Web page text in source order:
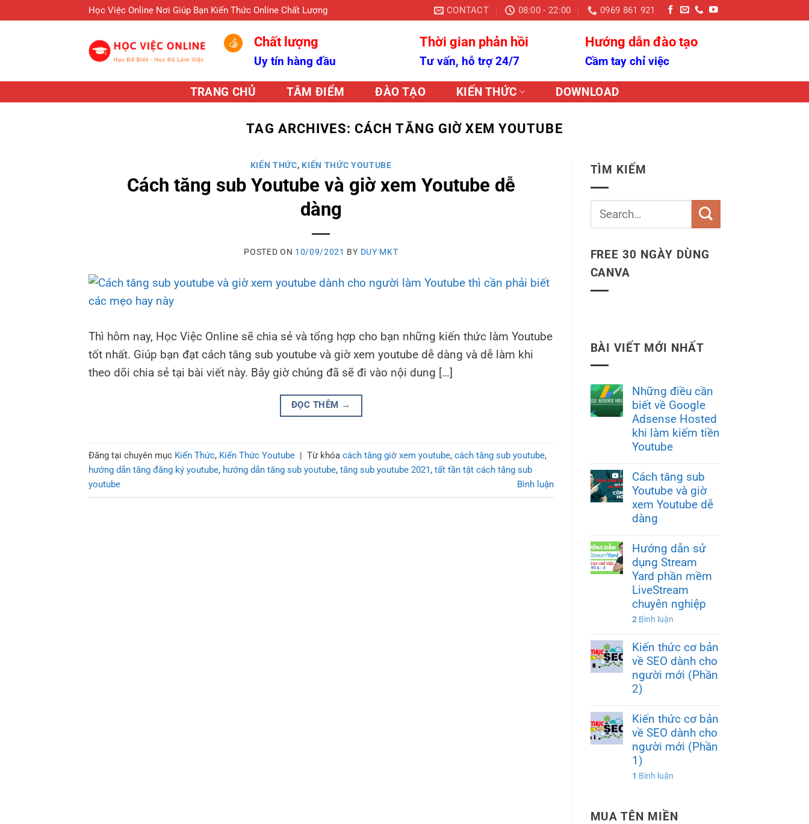
Học Việc Online Nơi Giúp Bạn Kiến Thức Online Chất Lượng CONTACT 08:00 - 22:00 0969 861 921
Chất lượng
Uy tín hàng đầu
Thời gian phản hồi
Tư vấn, hỗ trợ 24/7
Hướng dẫn đào tạo
Cầm tay chỉ việc
TRANG CHỦ TÂM ĐIỂM ĐÀO TẠO KIẾN THỨC DOWNLOAD
TAG ARCHIVES: CÁCH TĂNG GIỜ XEM YOUTUBE
KIẾN THỨC, KIẾN THỨC YOUTUBE
Cách tăng sub Youtube và giờ xem Youtube dễ
dàng
POSTED ON 10/09/2021 BY DUY MKT
Thì hôm nay, Học Việc Online sẽ chia sẻ và tổng hợp cho bạn những kiến thức làm Youtube
tốt nhất. Giúp bạn đạt cách tăng sub youtube và giờ xem youtube dễ dàng và dễ làm khi
theo dõi chia sẻ tại bài viết này. Bây giờ chúng đã sẽ đi vào nội dung […]
ĐỌC THÊM →
Đăng tại chuyên mục Kiến Thức, Kiến Thức Youtube | Từ khóa cách tăng giờ xem youtube, cách tăng sub youtube,
hướng dẫn tăng đăng ký youtube, hướng dẫn tăng sub youtube, tăng sub youtube 2021, tất tần tật cách tăng sub
youtube
Bình luận
TÌM KIẾM
FREE 30 NGÀY DÙNG
CANVA
BÀI VIẾT MỚI NHẤT
Những điều cần
biết về Google
Adsense Hosted
khi làm kiếm tiền
Youtube
Cách tăng sub
Youtube và giờ
xem Youtube dễ
dàng
Hướng dẫn sử
dụng Stream
Yard phần mềm
LiveStream
chuyên nghiệp
2Bình luận
Kiến thức cơ bản
về SEO dành cho
người mới (Phần
2)
Kiến thức cơ bản
về SEO dành cho
người mới (Phần
1)
1 Bình luận
MUA TÊN MIỀN